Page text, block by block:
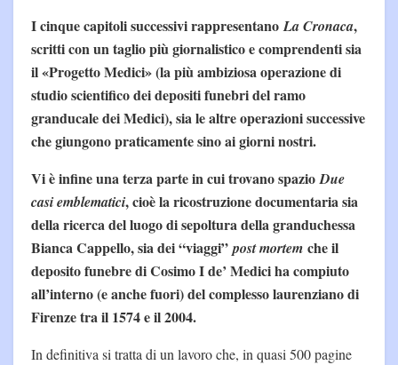
I cinque capitoli successivi rappresentanoLa Cronaca,
scritti con un taglio più giornalistico e comprendenti sia
il «Progetto Medici» (la più ambiziosa operazione di
studio scientifico dei depositi funebri del ramo
granducale dei Medici), sia le altre operazioni successive
che giungono praticamente sino ai giorni nostri.
Vi è infine una terza parte in cui trovano spazioDue
casi emblematici, cioè la ricostruzione documentaria sia
della ricerca del luogo di sepoltura della granduchessa
Bianca Cappello, sia dei “viaggi”post mortem che il
deposito funebre di Cosimo I de’ Medici ha compiuto
all’interno (e anche fuori) del complesso laurenziano di
Firenze tra il 1574 e il 2004.
In definitiva si tratta di un lavoro che, in quasi 500 pagine